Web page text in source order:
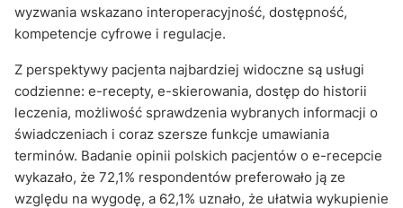
wyzwania wskazano interoperacyjność, dostępność,
kompetencje cyfrowe i regulacje.
Z perspektywy pacjenta najbardziej widoczne są usługi
codzienne: e-recepty, e-skierowania, dostęp do historii
leczenia, możliwość sprawdzenia wybranych informacji o
świadczeniach i coraz szersze funkcje umawiania
terminów. Badanie opinii polskich pacjentów o e-recepcie
wykazało, że 72,1% respondentów preferowało ją ze
względu na wygodę, a 62,1% uznało, że ułatwia wykupienie